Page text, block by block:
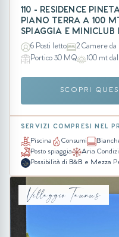
110 - RESIDENCE
PIANO TERRA A 100
SPIAGGIA E MINICLUB
6 Posti letto 2 Camere da
Portico 30 MQ
100 mt
SCOPRI
SERVIZI COMPRESI NEL
Piscina Consumi
Posto spiaggia
Aria
Possibilità di B&B e Mezza
Villaggio Taunus